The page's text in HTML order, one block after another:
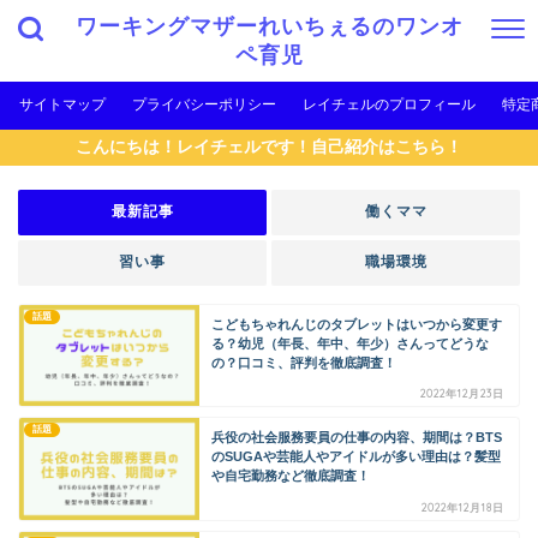
ワーキングマザーれいちぇるのワンオ
ペ育児
サイトマップ プライバシーポリシー レイチェルのプロフィール 特定
こんにちは！レイチェルです！自己紹介はこちら！
最新記事 働くママ
習い事 職場環境
話題
こどもちゃれんじのタブレットはいつから変更す
る？幼児（年長、年中、年少）さんってどうな
の？口コミ、評判を徹底調査！
2022年12月23日
話題
兵役の社会服務要員の仕事の内容、期間は？BTS
のSUGAや芸能人やアイドルが多い理由は？髪型
や自宅勤務など徹底調査！
2022年12月18日